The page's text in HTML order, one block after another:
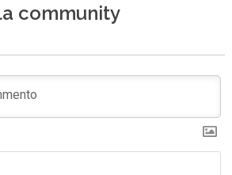
community